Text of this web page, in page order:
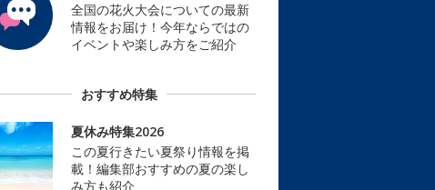
全国の花火大会についての最新
情報をお届け！今年ならではの
イベントや楽しみ方をご紹介
おすすめ特集
夏休み特集2026
この夏行きたい夏祭り情報を掲
載！編集部おすすめの夏の楽し
み方も紹介